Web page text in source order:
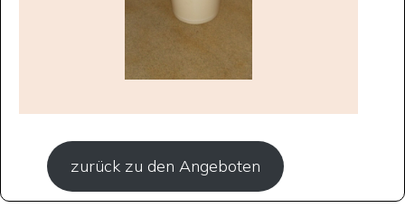
zurück zu den Angeboten